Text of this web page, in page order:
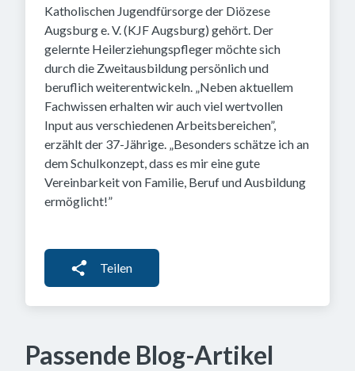
Katholischen Jugendfürsorge der Diözese
Augsburg e. V. (KJF Augsburg) gehört. Der
gelernte Heilerziehungspfleger möchte sich
durch die Zweitausbildung persönlich und
beruflich weiterentwickeln. „Neben aktuellem
Fachwissen erhalten wir auch viel wertvollen
Input aus verschiedenen Arbeitsbereichen”,
erzählt der 37-Jährige. „Besonders schätze ich an
dem Schulkonzept, dass es mir eine gute
Vereinbarkeit von Familie, Beruf und Ausbildung
ermöglicht!”
Teilen
Passende Blog-Artikel